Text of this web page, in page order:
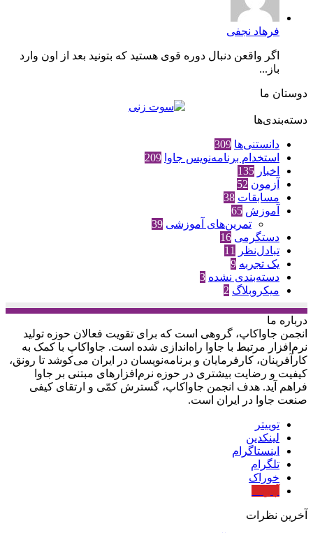
فرهاد نجفی
اگر واقعن دنبال دوره قوی هستید که بتونید بعد از اون وارد
باز...
دوستان ما
دسته‌بندی‌ها
دانستنی‌ها 309
استخدام برنامه‌نویس جاوا 209
اخبار 135
آزمون 52
مسابقات 38
آموزش 65
تمرین‌های آموزشی 39
دستگرمی 16
تبادل‌نظر
11
یک تجربه 9
دسته‌بندی نشده 3
میکروبلاگ 2
درباره‌ ما
انجمن جاواکاپ، گروهی است که برای تقویت فعالان حوزه‌ تولید
نرم‌افزار مرتبط با جاوا راه‌اندازی شده است. جاواکاپ با کمک به
کارآفرینان، کارفرمایان و برنامه‌نویسان در ایران می‌کوشد تا رونق،
کیفیت و رضایت بیشتری در حوزه‌ نرم‌افزارهای مبتنی بر جاوا
فراهم آید. هدف انجمن جاواکاپ، گسترش کمّی و ارتقای کیفی
صنعت جاوا در ایران است.
توییتر
لینکدین
اینستاگرام
تلگرام
خوراک
آخرین نظرات